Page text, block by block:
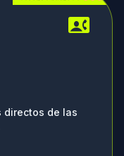
contact_phone
directos de las